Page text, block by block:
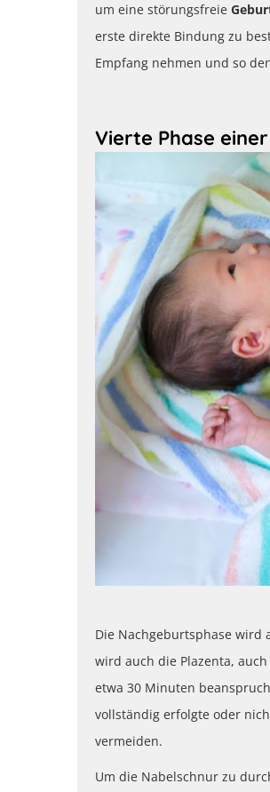
um eine störungsfreie
erste direkte Bindung zu
Empfang nehmen und so
Vierte Phase
Die Nachgeburtsphase wird
wird auch die Plazenta,
etwa 30 Minuten
vollständig erfolgte oder
vermeiden.
Um die Nabelschnur zu